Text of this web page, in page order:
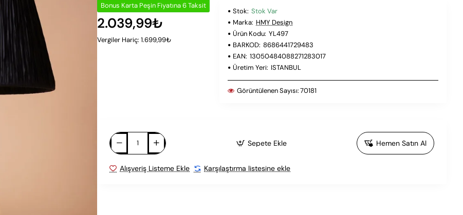
Bonus Karta Peşin Fiyatına 6 Taksit
2.039,99₺
Vergiler Hariç: 1.699,99₺
Stok: Stok Var
Marka: HMY Design
Ürün Kodu: YL497
BARKOD: 8686441729483
EAN: 13050484088271283017
Üretim Yeri: ISTANBUL
Görüntülenen Sayısı:70181
Sepete Ekle Hemen Satın Al
Alışveriş Listeme Ekle Karşılaştırma listesine ekle